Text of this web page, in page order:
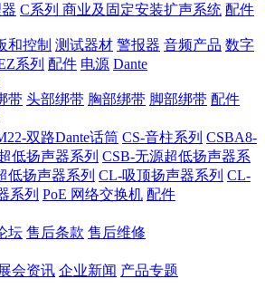
C系列 商业及固定安装扩声系统 配件
和控制 测试器材 警报器 音频产品 数字
系列 配件 电源 Dante
带 头部绑带 胸部绑带 脚部绑带 配件
双路Dante话筒 CS-音柱系列 CSBA8-
低扬声器系列 CSB-无源超低扬声器系
低扬声器系列 CL-吸顶扬声器系列 CL-
系列 PoE 网络交换机 配件
坛 售后条款 售后维修
展会资讯 企业新闻 产品专题